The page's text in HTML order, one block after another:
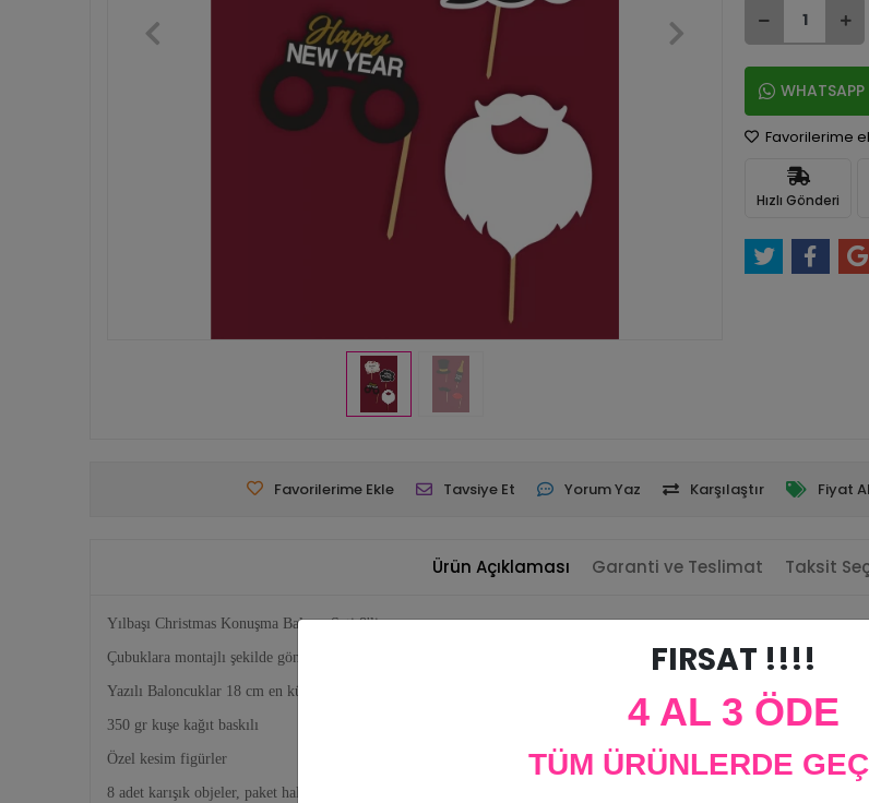
WHATSAPP
Favorilerime
Hızlı Gönderi
Favorilerime Ekle Tavsiye Et Yorum Yaz Karşılaştır Fiyat
Ürün Açıklaması Garanti ve Teslimat Taksit
Yılbaşı Christmas Konuşma Balonu Seti 8'li
Çubuklara montajlı şekilde gönderilir.
Yazılı Baloncuklar 18 cm en küçük bıtık, dudak objeleri 8 cm ebatlarında
350 gr kuşe kağıt baskılı
Özel kesim figürler
8 adet karışık objeler, paket halinde gönderilir.
FIRSAT !!!!
4 AL 3 ÖDE
TÜM ÜRÜNLERDE